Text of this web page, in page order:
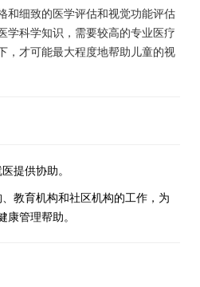
和细致的医学评估和视觉功能评估
学科学知识，需要较高的专业医疗
，才可能最大程度地帮助儿童的视
提供协助。
教育机构和社区机构的工作，为
管理帮助。